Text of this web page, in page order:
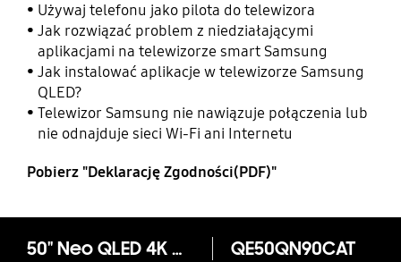
Używaj telefonu jako pilota do telewizora
Jak rozwiązać problem z niedziałającymi
aplikacjami na telewizorze smart Samsung
Jak instalować aplikacje w telewizorze Samsung
QLED?
Telewizor Samsung nie nawiązuje połączenia lub
nie odnajduje sieci Wi-Fi ani Internetu
Pobierz "Deklarację Zgodności(PDF)"
50" Neo QLED 4K QN90C QE50QN90CAT